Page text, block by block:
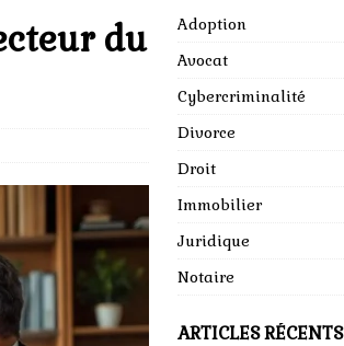
du
Adoption
Avocat
Cybercriminalité
Divorce
Droit
Immobilier
Juridique
Notaire
ARTICLES RÉCENTS